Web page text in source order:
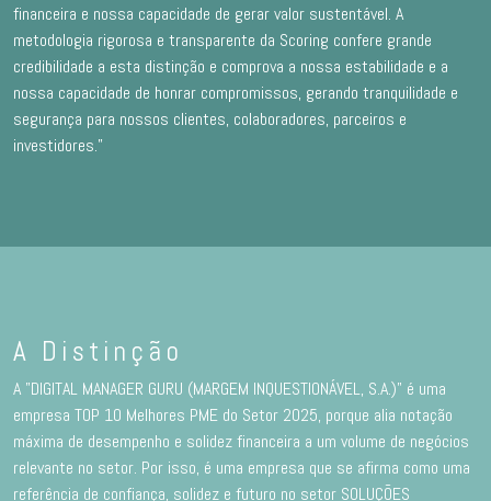
financeira e nossa capacidade de gerar valor sustentável. A
metodologia rigorosa e transparente da Scoring confere grande
credibilidade a esta distinção e comprova a nossa estabilidade e a
nossa capacidade de honrar compromissos, gerando tranquilidade e
segurança para nossos clientes, colaboradores, parceiros e
investidores.”
A Distinção
A "DIGITAL MANAGER GURU (MARGEM INQUESTIONÁVEL, S.A.)" é uma
empresa TOP 10 Melhores PME do Setor 2025, porque alia notação
máxima de desempenho e solidez financeira a um volume de negócios
relevante no setor. Por isso, é uma empresa que se afirma como uma
referência de confiança, solidez e futuro no setor SOLUÇÕES